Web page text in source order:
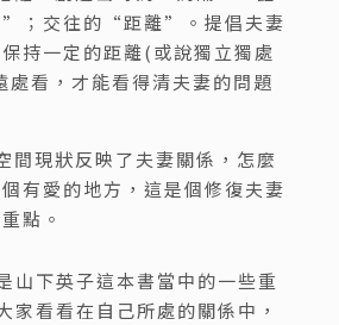
；交往的“距離”。提倡夫妻
持一定的距離(或說獨立獨處
處看，才能看得清夫妻的問題
間現狀反映了夫妻關係，怎麼
有愛的地方，這是個修復夫妻
點。
山下英子這本書當中的一些重
家看看在自己所處的關係中，